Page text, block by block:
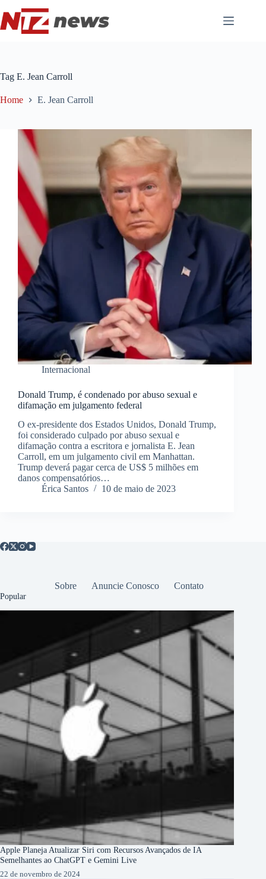
para
o
conteúdo
Tag E. Jean Carroll
Home E. Jean Carroll
Internacional
Donald Trump, é condenado por abuso sexual e
difamação em julgamento federal
O ex-presidente dos Estados Unidos, Donald Trump,
foi considerado culpado por abuso sexual e
difamação contra a escritora e jornalista E. Jean
Carroll, em um julgamento civil em Manhattan.
Trump deverá pagar cerca de US$ 5 milhões em
danos compensatórios…
Érica Santos
10 de maio de 2023
Sobre Anuncie Conosco Contato
Popular
Apple Planeja Atualizar Siri com Recursos Avançados de IA
Semelhantes ao ChatGPT e Gemini Live
22 de novembro de 2024